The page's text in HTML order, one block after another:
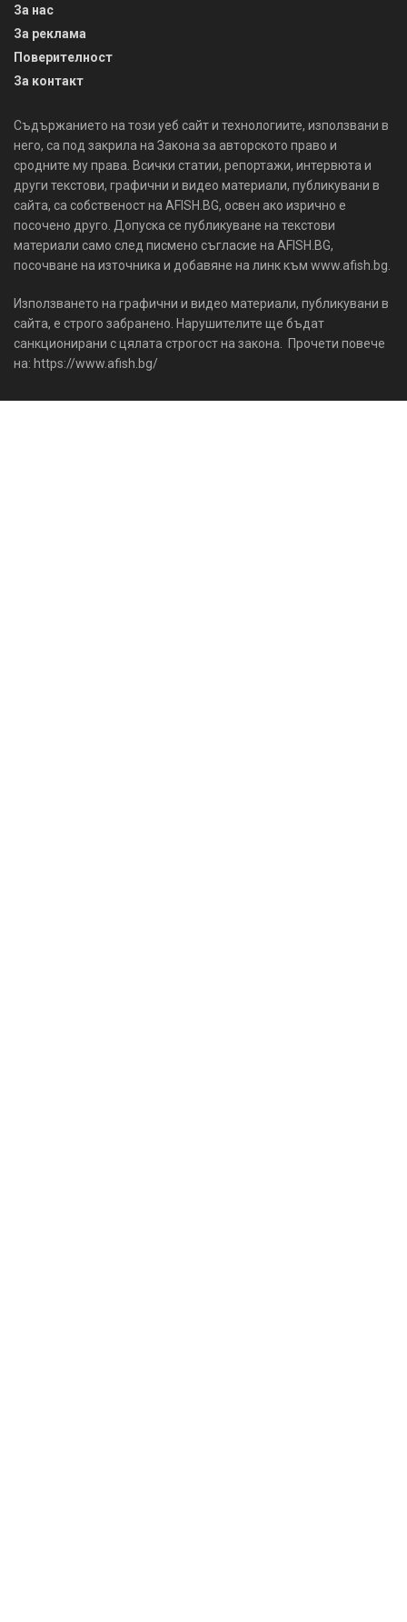
За нас
За реклама
Поверителност
За контакт
Съдържанието на този уеб сайт и технологиите, използвани в
него, са под закрила на Закона за авторското право и
сродните му права. Всички статии, репортажи, интервюта и
други текстови, графични и видео материали, публикувани в
сайта, са собственост на AFISH.BG, освен ако изрично е
посочено друго. Допуска се публикуване на текстови
материали само след писмено съгласие на AFISH.BG,
посочване на източника и добавяне на линк към www.afish.bg.
Използването на графични и видео материали, публикувани в
сайта, е строго забранено. Нарушителите ще бъдат
санкционирани с цялата строгост на закона. Прочети повече
на: https://www.afish.bg/